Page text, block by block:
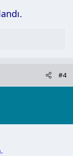
#4